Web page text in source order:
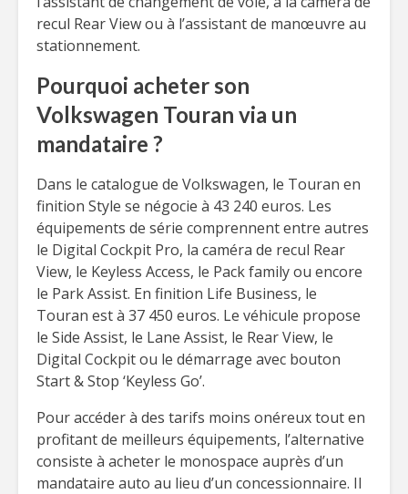
recul Rear View ou à l’assistant de manœuvre au
stationnement.
Pourquoi acheter son
Volkswagen Touran via un
mandataire ?
Dans le catalogue de Volkswagen, le Touran en
finition Style se négocie à 43 240 euros. Les
équipements de série comprennent entre autres
le Digital Cockpit Pro, la caméra de recul Rear
View, le Keyless Access, le Pack family ou encore
le Park Assist. En finition Life Business, le
Touran est à 37 450 euros. Le véhicule propose
le Side Assist, le Lane Assist, le Rear View, le
Digital Cockpit ou le démarrage avec bouton
Start & Stop ‘Keyless Go’.
Pour accéder à des tarifs moins onéreux tout en
profitant de meilleurs équipements, l’alternative
consiste à acheter le monospace auprès d’un
mandataire auto au lieu d’un concessionnaire. Il